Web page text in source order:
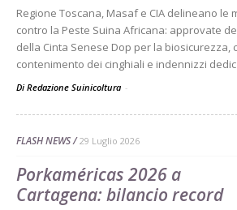
Regione Toscana, Masaf e CIA delineano le
contro la Peste Suina Africana: approvate
della Cinta Senese Dop per la biosicurezza,
contenimento dei cinghiali e indennizzi
Di Redazione Suinicoltura -
FLASH NEWS 29 Luglio 2026
Porkaméricas 2026 a
Cartagena: bilancio record